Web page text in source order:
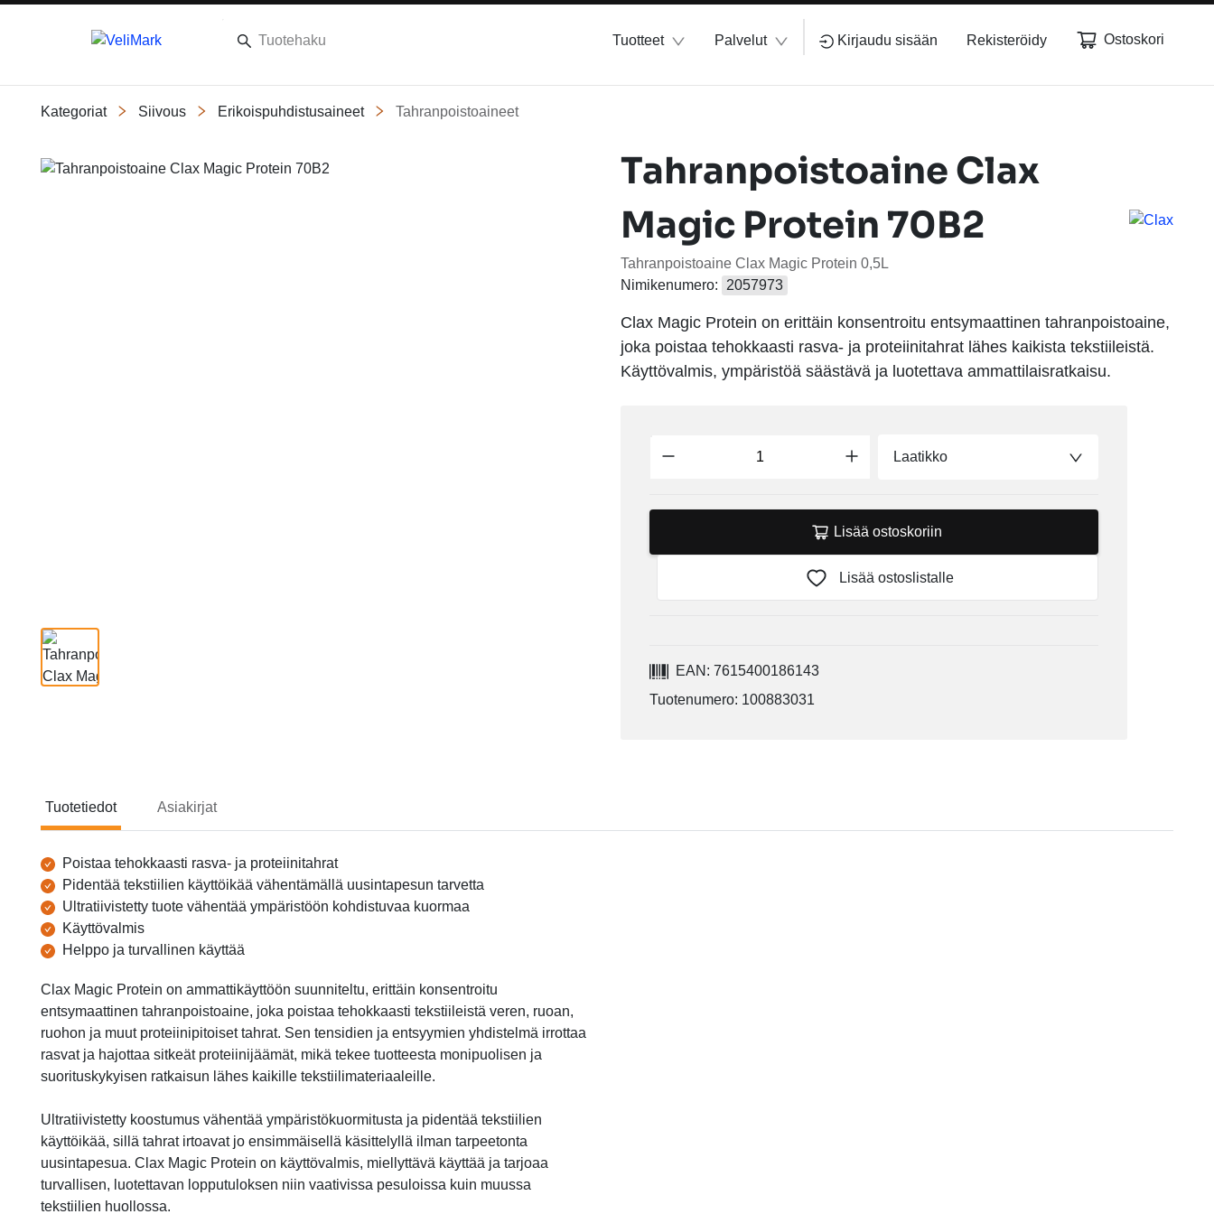
Tuotteet Palvelut Kirjaudu sisään Rekisteröidy Ostoskori
Kategoriat Siivous Erikoispuhdistusaineet Tahranpoistoaineet
Slide 1 of 1
Tahranpoistoaine Clax
Magic Protein 70B2
Tahranpoistoaine Clax Magic Protein 0,5L
Nimikenumero:
2057973
Clax Magic Protein on erittäin konsentroitu entsymaattinen tahranpoistoaine,
joka poistaa tehokkaasti rasva- ja proteiinitahrat lähes kaikista tekstiileistä.
Käyttövalmis, ympäristöä säästävä ja luotettava ammattilaisratkaisu.
Laatikko
Lisää ostoskoriin
Lisää ostoslistalle
EAN: 7615400186143
Tuotenumero: 100883031
Tuotetiedot Asiakirjat
Tuotetiedot
Poistaa tehokkaasti rasva- ja proteiinitahrat
Pidentää tekstiilien käyttöikää vähentämällä uusintapesun tarvetta
Ultratiivistetty tuote vähentää ympäristöön kohdistuvaa kuormaa
Käyttövalmis
Helppo ja turvallinen käyttää
Clax Magic Protein on ammattikäyttöön suunniteltu, erittäin konsentroitu
entsymaattinen tahranpoistoaine, joka poistaa tehokkaasti tekstiileistä veren, ruoan,
ruohon ja muut proteiinipitoiset tahrat. Sen tensidien ja entsyymien yhdistelmä irrottaa
rasvat ja hajottaa sitkeät proteiinijäämät, mikä tekee tuotteesta monipuolisen ja
suorituskykyisen ratkaisun lähes kaikille tekstiilimateriaaleille.
Ultratiivistetty koostumus vähentää ympäristökuormitusta ja pidentää tekstiilien
käyttöikää, sillä tahrat irtoavat jo ensimmäisellä käsittelyllä ilman tarpeetonta
uusintapesua. Clax Magic Protein on käyttövalmis, miellyttävä käyttää ja tarjoaa
turvallisen, luotettavan lopputuloksen niin vaativissa pesuloissa kuin muussa
tekstiilien huollossa.